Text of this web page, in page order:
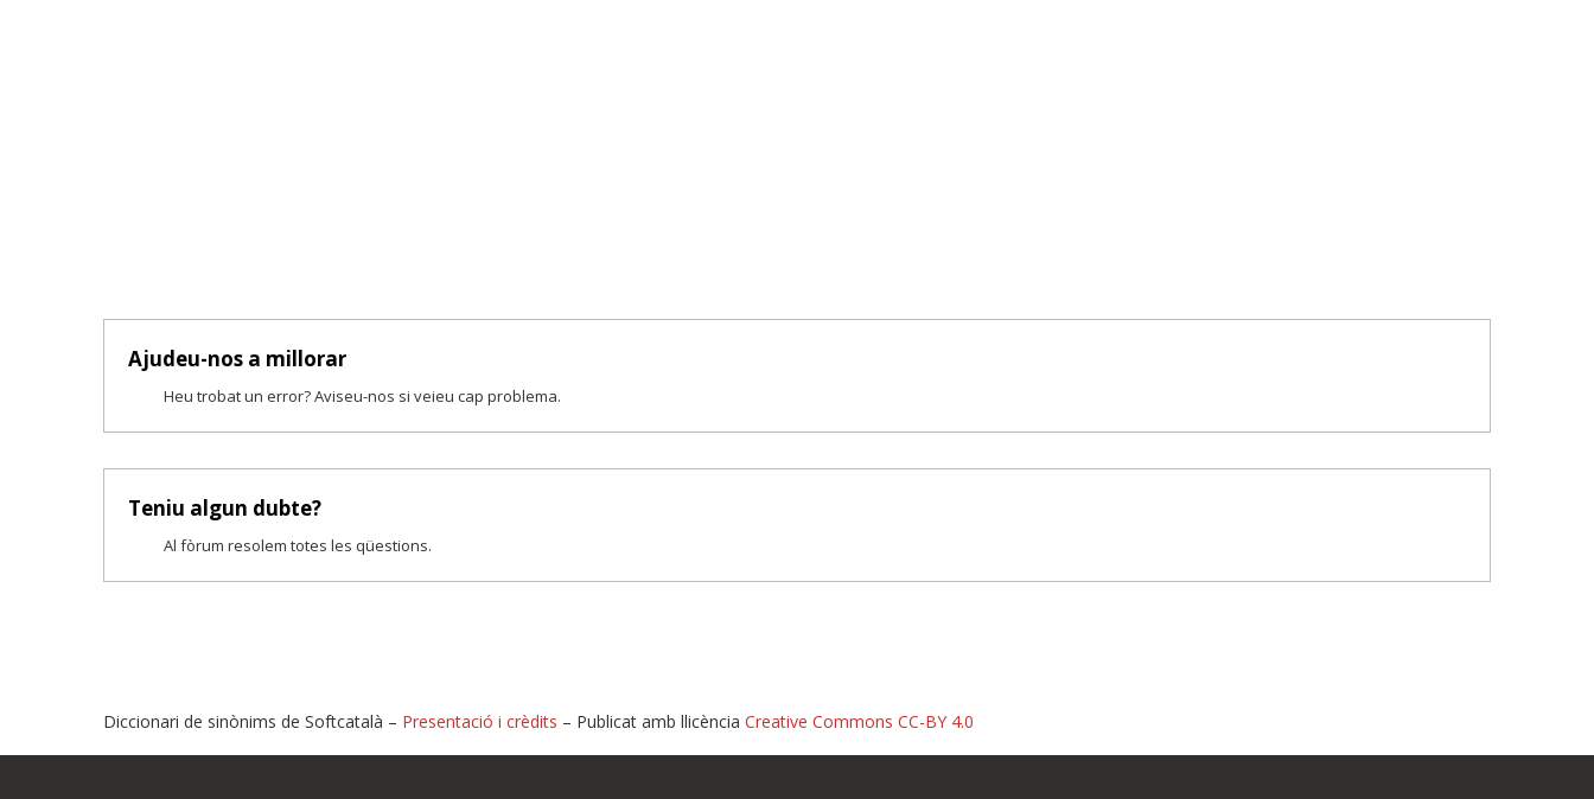
Ajudeu-nos a millorar
Heu trobat un error? Aviseu-nos si veieu cap problema.
Teniu algun dubte?
Al fòrum resolem totes les qüestions.
Diccionari de sinònims de Softcatalà – Presentació i crèdits – Publicat amb llicència Creative Commons CC-BY 4.0